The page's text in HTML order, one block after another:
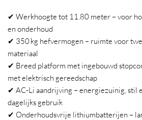
✔ Werkhoogte tot 11.80 meter – voor
en onderhoud
✔ 350 kg hefvermogen – ruimte voor
materiaal
✔ Breed platform met ingebouwd
met elektrisch gereedschap
✔ AC-Li aandrijving – energiezuinig, stil
dagelijks gebruik
✔ Onderhoudsvrije lithiumbatterijen –